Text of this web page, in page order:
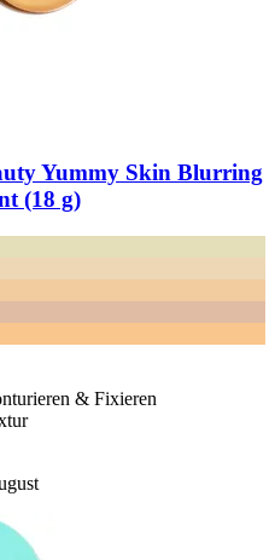
Yummy Skin Blurring
(18 g)
& Fixieren